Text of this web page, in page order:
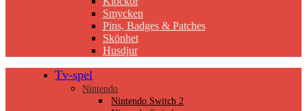
Smycken
Pins, Badges & Patches
Skönhet
Husdjur
Tv-spel
Nintendo
Nintendo Switch 2